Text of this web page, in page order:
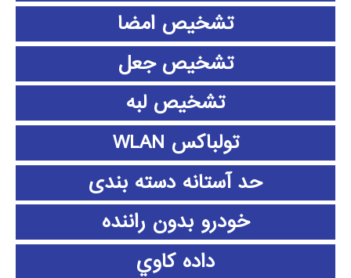
تشخیص امضا
تشخیص جعل
تشخیص لبه
تولباکس WLAN
حد آستانه دسته بندی
خودرو بدون راننده
داده كاوي